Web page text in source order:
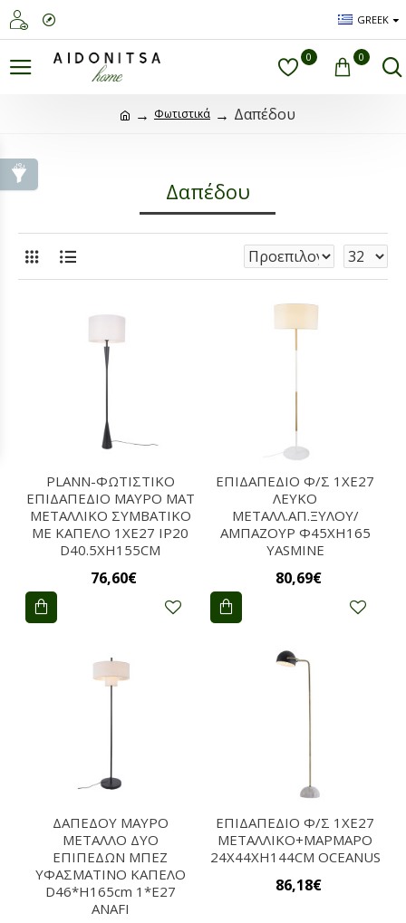
GREEK
0 0
Φωτιστικά Δαπέδου
Δαπέδου
PLANN-ΦΩΤΙΣΤΙΚΟ
ΕΠΙΔΑΠΕΔΙΟ ΜΑΥΡΟ ΜΑΤ
ΜΕΤΑΛΛΙΚΟ ΣΥΜΒΑΤΙΚΟ
ΜΕ ΚΑΠΕΛΟ 1ΧΕ27 IP20
D40.5ΧH155CM
76,60€
ΕΠΙΔΑΠΕΔΙΟ Φ/Σ 1ΧΕ27
ΛΕΥΚΟ
ΜΕΤΑΛΛ.ΑΠ.ΞΥΛΟΥ/
ΑΜΠΑΖΟΥΡ Φ45ΧΗ165
YASMINE
80,69€
ΔΑΠΕΔΟΥ ΜΑΥΡΟ
ΜΕΤΑΛΛΟ ΔΥΟ
ΕΠΙΠΕΔΩΝ ΜΠΕΖ
ΥΦΑΣΜΑΤΙΝΟ ΚΑΠΕΛΟ
D46*H165cm 1*E27
ANAFI
ΕΠΙΔΑΠΕΔΙΟ Φ/Σ 1XE27
ΜΕΤΑΛΛΙΚΟ+ΜΑΡΜΑΡΟ
24X44XH144CM OCEANUS
86,18€